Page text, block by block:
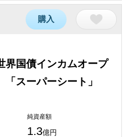
購入
界国債インカムオープ
スーパーシート」
純資産額
1.3億円